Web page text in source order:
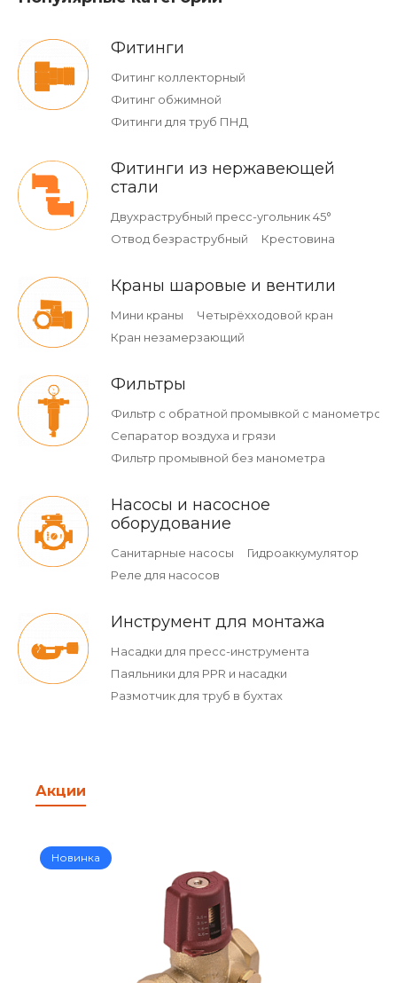
Фитинги
Фитинг коллекторный
Фитинг обжимной
Фитинги для труб ПНД
Фитинги из нержавеющей
стали
Двухраструбный пресс-угольник 45°
Отвод безраструбный
Крестовина
Краны шаровые и вентили
Мини краны
Четырёхходовой кран
Кран незамерзающий
Фильтры
Фильтр с обратной промывкой c манометром
Сепаратор воздуха и грязи
Фильтр промывной без манометра
Насосы и насосное
оборудование
Санитарные насосы
Гидроаккумулятор
Реле для насосов
Инструмент для монтажа
Насадки для пресс-инструмента
Паяльники для PPR и насадки
Размотчик для труб в бухтах
Акции
Новинка